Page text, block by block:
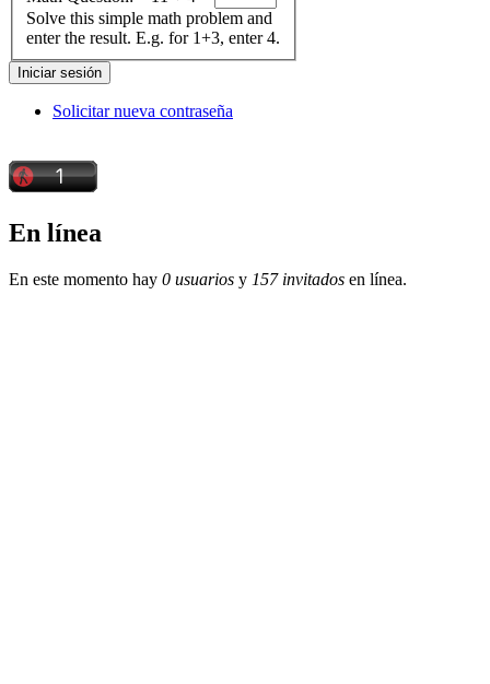
Solve this simple math problem and
enter the result. E.g. for 1+3, enter 4.
Solicitar nueva contraseña
En línea
En este momento hay 0 usuarios y 157 invitados en línea.